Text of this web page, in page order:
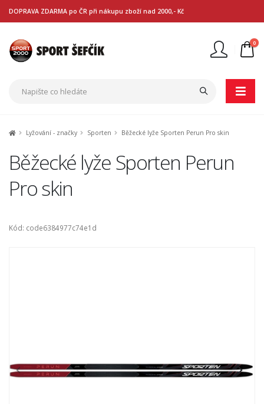
DOPRAVA ZDARMA po ČR při nákupu zboží nad 2000,- Kč
0
Lyžování - značky Sporten Běžecké lyže Sporten Perun Pro skin
Běžecké lyže Sporten Perun
Pro skin
Kód: code6384977c74e1d